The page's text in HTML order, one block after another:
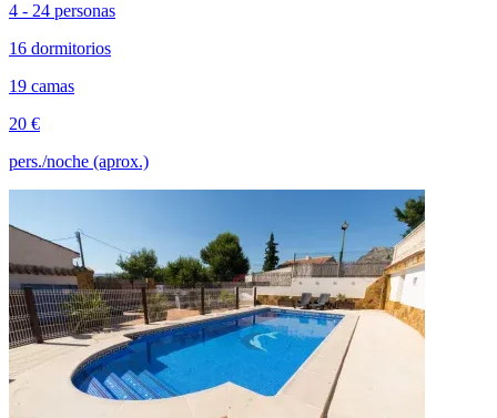
4 - 24 personas
16 dormitorios
19 camas
20 €
pers./noche (aprox.)